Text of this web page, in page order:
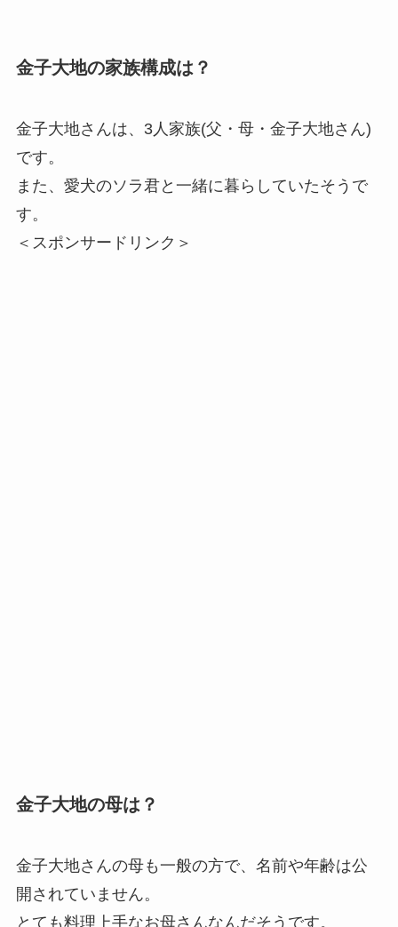
金子大地の家族構成は？
金子大地さんは、3人家族(父・母・金子大地さん)
です。
また、愛犬のソラ君と一緒に暮らしていたそうで
す。
＜スポンサードリンク＞
金子大地の母は？
金子大地さんの母も一般の方で、名前や年齢は公
開されていません。
とても料理上手なお母さんなんだそうです。